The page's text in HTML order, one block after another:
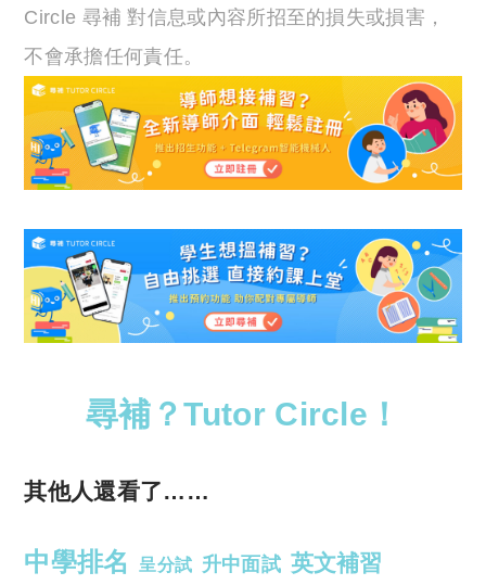
Circle 尋補 對信息或內容所招至的損失或損害，
不會承擔任何責任。
尋補？Tutor Circle！
其他人還看了……
中學排名 呈分試 升中面試 英文補習